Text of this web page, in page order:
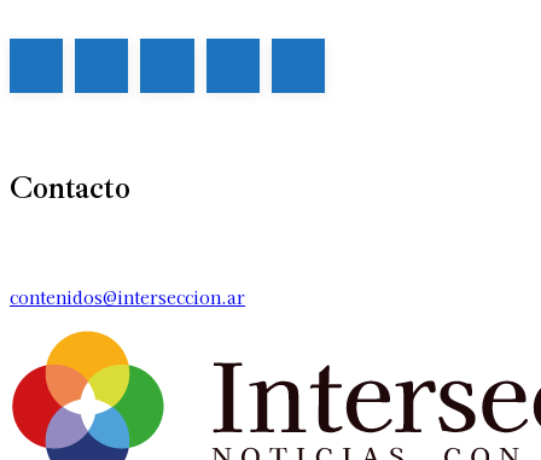
Contacto
contenidos@interseccion.ar